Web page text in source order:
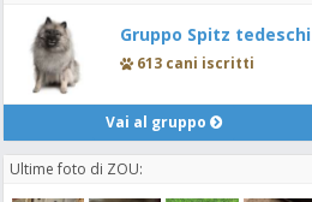
Gruppo Spitz tedeschi
613 cani iscritti
Vai al gruppo
Ultime foto di ZOU: